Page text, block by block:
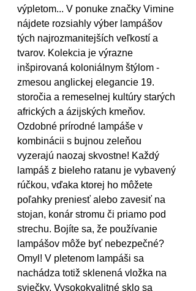
výpletom... V ponuke značky Vimine
nájdete rozsiahly výber lampášov
tých najrozmanitejších veľkostí a
tvarov. Kolekcia je výrazne
inšpirovaná koloniálnym štýlom -
zmesou anglickej elegancie 19.
storočia a remeselnej kultúry starých
afrických a ázijských kmeňov.
Ozdobné prírodné lampáše v
kombinácii s bujnou zeleňou
vyzerajú naozaj skvostne! Každý
lampáš z bieleho ratanu je vybavený
rúčkou, vďaka ktorej ho môžete
poľahky preniesť alebo zavesiť na
stojan, konár stromu či priamo pod
strechu. Bojíte sa, že používanie
lampášov môže byť nebezpečné?
Omyl! V pletenom lampáši sa
nachádza totiž sklenená vložka na
sviečky. Vysokokvalitné sklo sa